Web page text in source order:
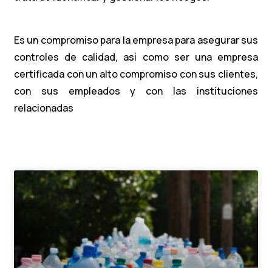
Es un compromiso para la empresa para asegurar sus
controles de calidad, asi como ser una empresa
certificada con un alto compromiso con sus clientes,
con sus empleados y con las instituciones
relacionadas